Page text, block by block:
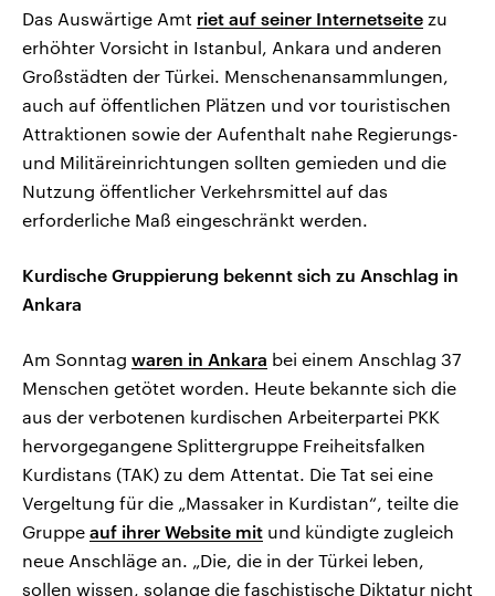
Das Auswärtige Amt riet auf seiner Internetseite zu
erhöhter Vorsicht in Istanbul, Ankara und anderen
Großstädten der Türkei. Menschenansammlungen,
auch auf öffentlichen Plätzen und vor touristischen
Attraktionen sowie der Aufenthalt nahe Regierungs-
und Militäreinrichtungen sollten gemieden und die
Nutzung öffentlicher Verkehrsmittel auf das
erforderliche Maß eingeschränkt werden.
Kurdische Gruppierung bekennt sich zu Anschlag in
Ankara
Am Sonntag waren in Ankara bei einem Anschlag 37
Menschen getötet worden. Heute bekannte sich die
aus der verbotenen kurdischen Arbeiterpartei PKK
hervorgegangene Splittergruppe Freiheitsfalken
Kurdistans (TAK) zu dem Attentat. Die Tat sei eine
Vergeltung für die „Massaker in Kurdistan“, teilte die
Gruppe auf ihrer Website mit und kündigte zugleich
neue Anschläge an. „Die, die in der Türkei leben,
sollen wissen, solange die faschistische Diktatur nicht